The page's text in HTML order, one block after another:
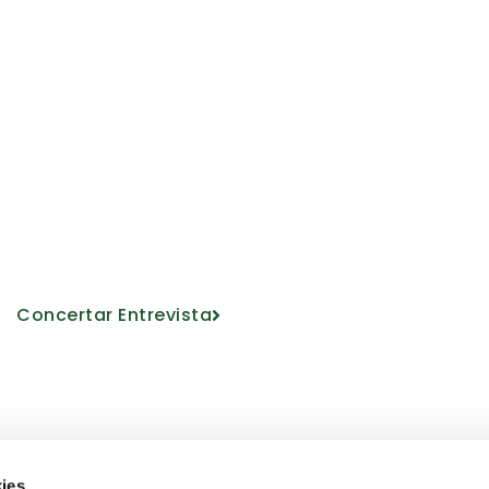
Concertar Entrevista